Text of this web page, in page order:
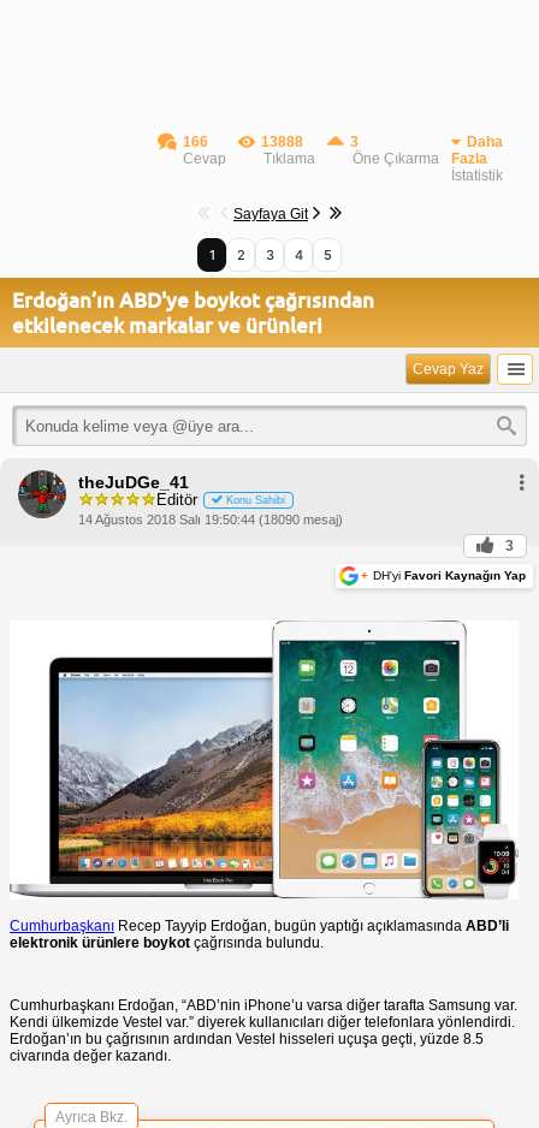
166
Cevap
13888
Tıklama
3
Öne Çıkarma
Daha
Fazla
İstatistik
Sayfaya Git
1 2 3 4 5
Erdoğan’ın ABD'ye boykot çağrısından
etkilenecek markalar ve ürünleri
Cevap Yaz
theJuDGe_41
Editör Konu Sahibi
14 Ağustos 2018 Salı 19:50:44 (18090 mesaj)
3
+ DH'yi Favori Kaynağın Yap
Cumhurbaşkanı Recep Tayyip Erdoğan, bugün yaptığı açıklamasında ABD’li
elektronik ürünlere boykot çağrısında bulundu.
Cumhurbaşkanı Erdoğan, “ABD’nin iPhone’u varsa diğer tarafta Samsung var.
Kendi ülkemizde Vestel var.” diyerek kullanıcıları diğer telefonlara yönlendirdi.
Erdoğan’ın bu çağrısının ardından Vestel hisseleri uçuşa geçti, yüzde 8.5
civarında değer kazandı.
Ayrıca Bkz.